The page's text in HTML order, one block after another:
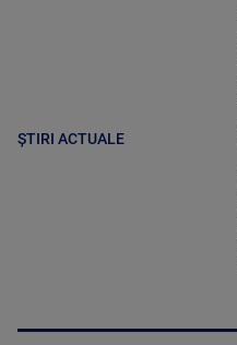
ȘTIRI ACTUALE